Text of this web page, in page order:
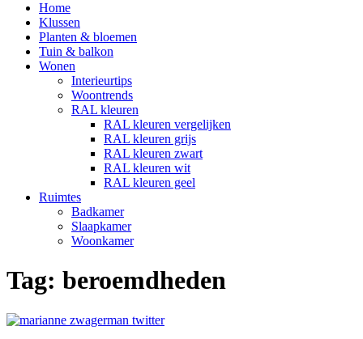
Home
Klussen
Planten & bloemen
Tuin & balkon
Wonen
Interieurtips
Woontrends
RAL kleuren
RAL kleuren vergelijken
RAL kleuren grijs
RAL kleuren zwart
RAL kleuren wit
RAL kleuren geel
Ruimtes
Badkamer
Slaapkamer
Woonkamer
Tag: beroemdheden